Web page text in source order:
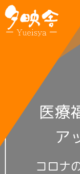
医療
ア
コロナ